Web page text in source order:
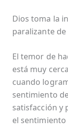
Dios toma la
paralizante
El temor de
está muy
cuando
sentimiento
satisfacción y
el